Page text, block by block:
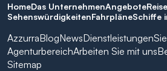
HomeDas UnternehmenAngebote
SehenswürdigkeitenFahrpläneSchiffe
AzzurraBlogNewsDienstleistungen
AgenturbereichArbeiten Sie mit uns
Sitemap